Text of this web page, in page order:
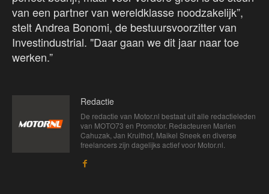
van een partner van wereldklasse noodzakelijk”,
stelt Andrea Bonomi, de bestuursvoorzitter van
Investindustrial. "Daar gaan we dit jaar naar toe
werken.”
Redactie
De redactie van Motor.nl bestaat uit alle redactieleden
van MOTO73 en Promotor. Redacteuren Marien
Cahuzak, Jan Kruithof, Maikel Sneek en diverse
freelancers zijn dagelijks actief voor Motor.nl.